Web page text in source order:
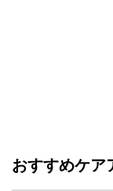
おすすめケア